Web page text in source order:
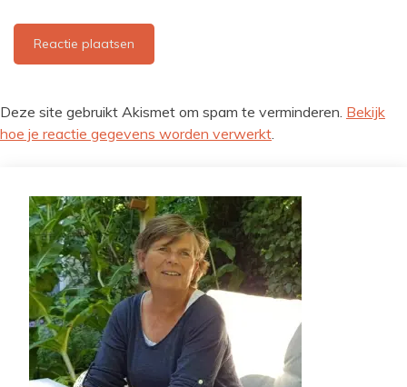
Deze site gebruikt Akismet om spam te verminderen. Bekijk
hoe je reactie gegevens worden verwerkt.